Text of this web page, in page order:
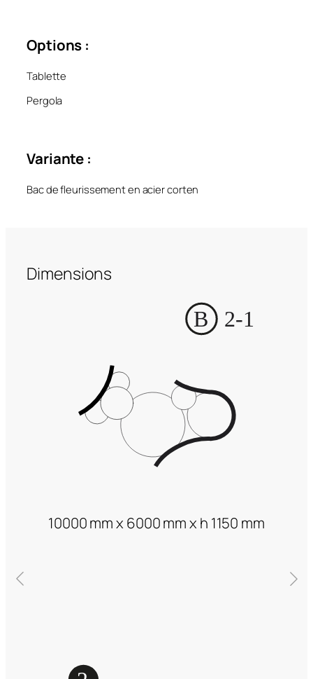
Options :
Tablette
Pergola
Variante :
Bac de fleurissement en acier corten
Dimensions
10000 mm x 6000 mm x h 1150 mm